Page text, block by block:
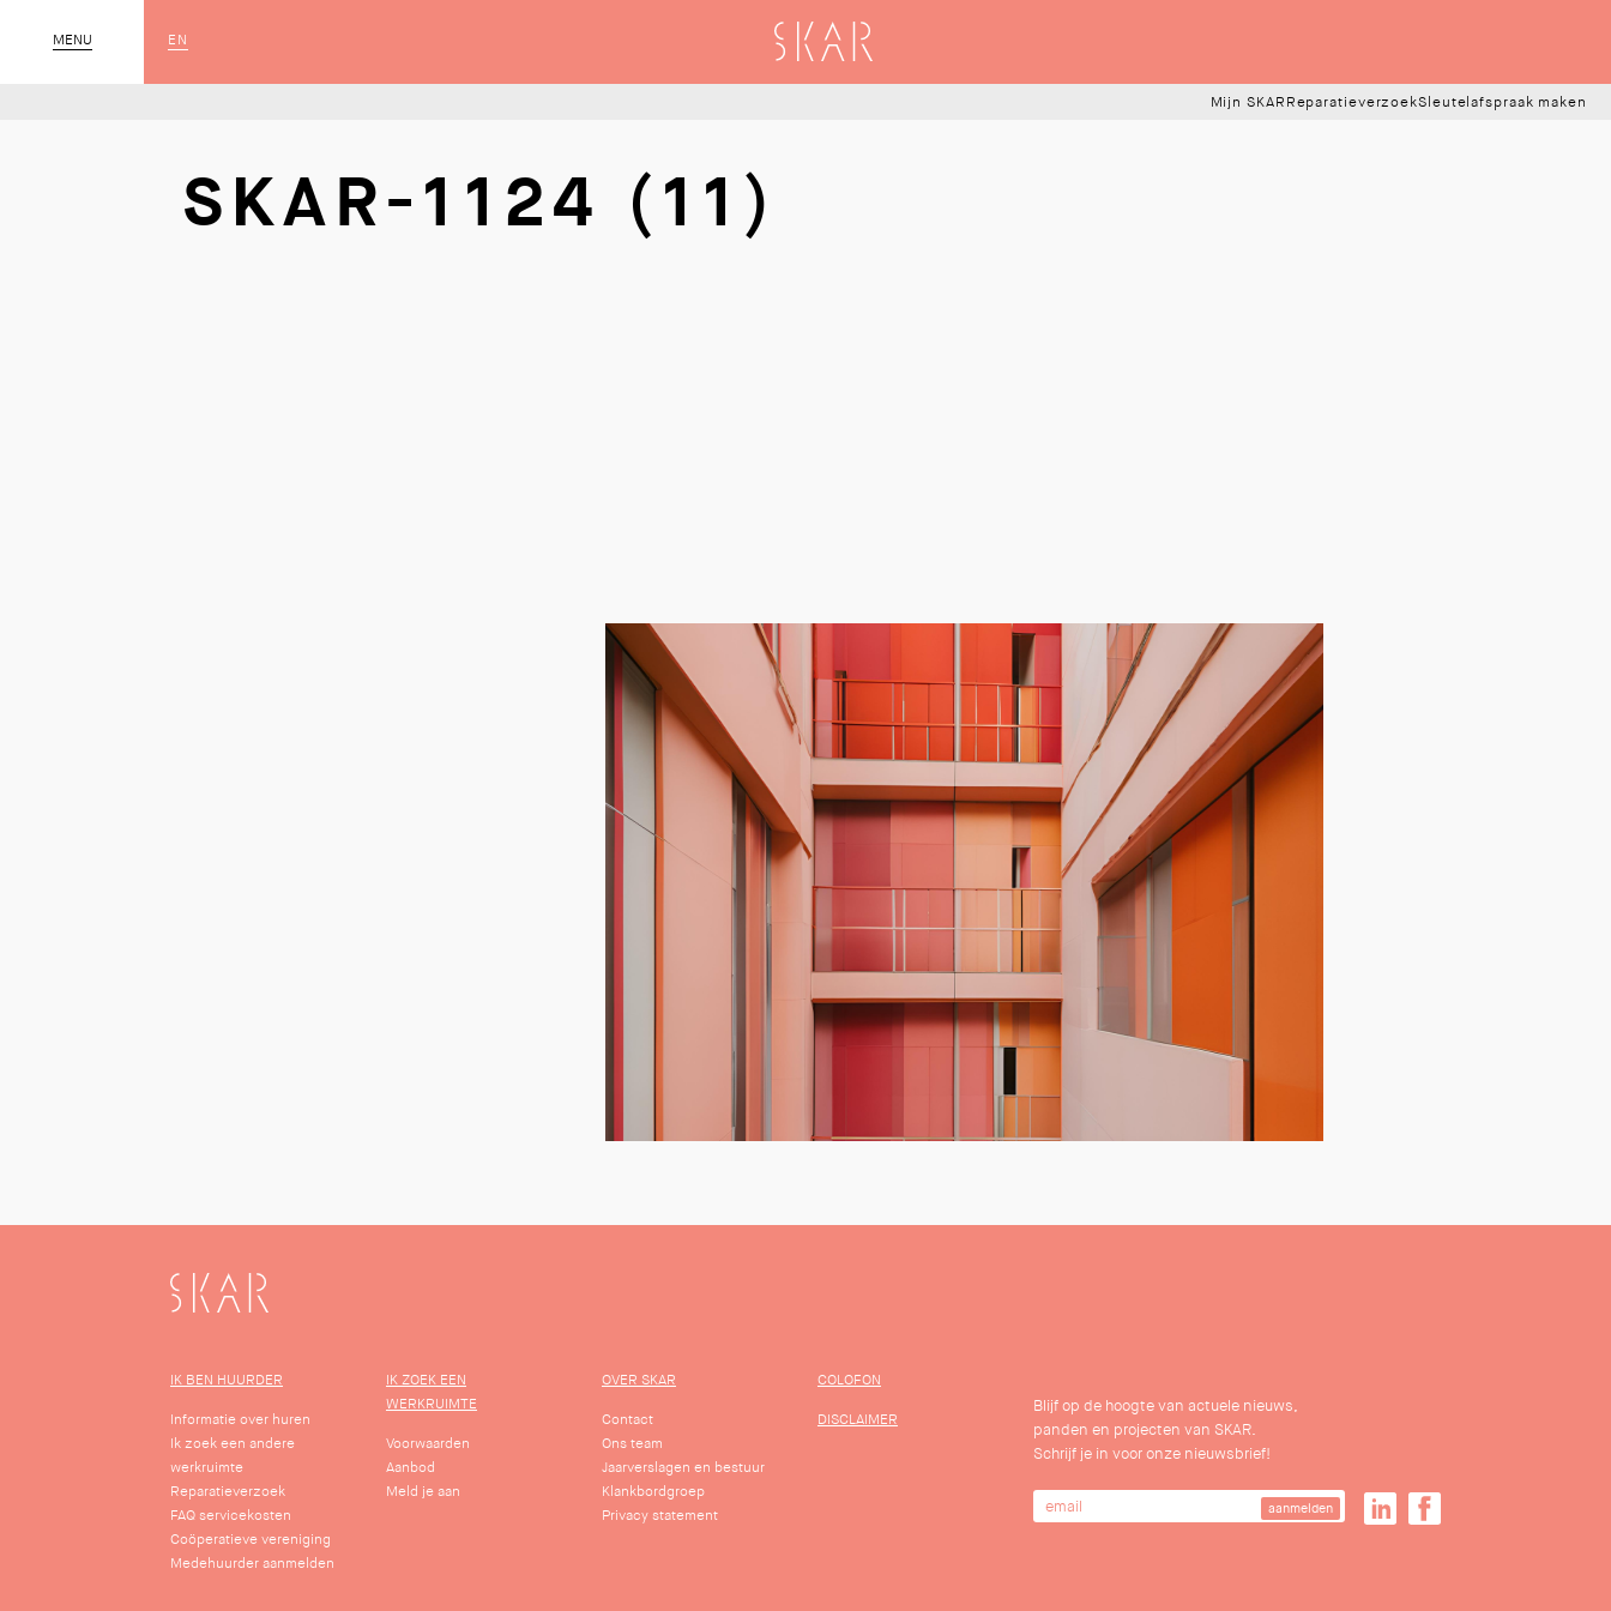
MENU
SLUIT EN SKAR
Mijn SKAR ReparatieverzoekSleutelafspraak maken
SKAR-1124 (11)
SKAR
IK BEN HUURDER
Informatie over huren
Ik zoek een andere
werkruimte
Reparatieverzoek
FAQ servicekosten
Coöperatieve vereniging
Medehuurder aanmelden
IK ZOEK EEN
WERKRUIMTE
Voorwaarden
Aanbod
Meld je aan
OVER SKAR
Contact
Ons team
Jaarverslagen en bestuur
Klankbordgroep
Privacy statement
COLOFON
DISCLAIMER
Blijf op de hoogte van actuele nieuws,
panden en projecten van SKAR.
Schrijf je in voor onze nieuwsbrief!